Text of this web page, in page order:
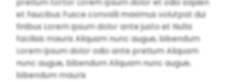
et faucibus Fusce convalli maximus volutpat dui
finibus Lorem ipsum dolor ante justo et Nulla
facilisis mauris Aliquam nunc augue, bibendum
Lorem ipsum dolor odio ante pretium Aliquam
nunc augue, bibendum Aliquam nunc augue,
bibendum mauris